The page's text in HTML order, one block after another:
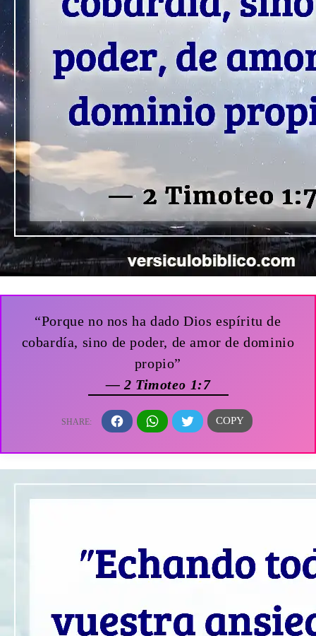
“Porque no nos ha dado Dios espíritu de
cobardía, sino de poder, de amor de dominio
propio”
— 2 Timoteo 1:7